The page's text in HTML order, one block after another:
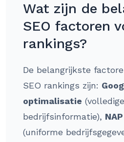
Wat zijn de
SEO factoren
rankings?
De belangrijkste
SEO rankings zijn:
optimalisatie (volledige
bedrijfsinformatie),
(uniforme